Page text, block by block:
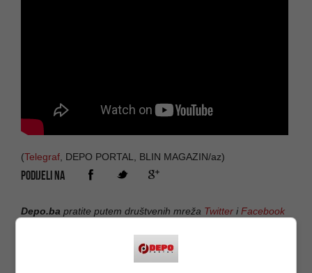
(Telegraf , DEPO PORTAL, BLIN MAGAZIN/az)
PODIJELI NA
Depo.ba pratite putem društvenih mreža Twitter iFacebook